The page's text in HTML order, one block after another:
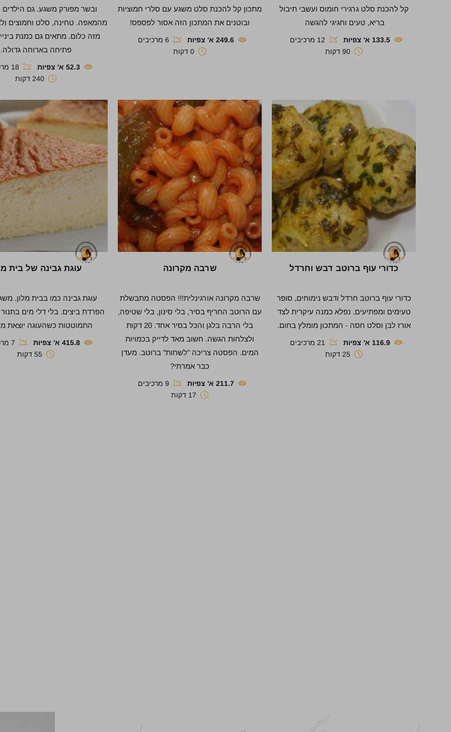
קל להכנת סלט גרגירי חומוס ועשבי תיבול
בריא, טעים וחגיגי להגשה
133.5 א' צפיות
12 מרכיבים
90 דקות
מתכון קל להכנת סלט משגע עם סלרי חמוציות
ובוטנים את המתכון הזה אסור לפספס!
249.6 א' צפיות
6 מרכיבים
0 דקות
ובשר מפורק משגע. גם
מהמאפה. טחינה, סלט וחמוצים
מזה כלום. מתאים גם כמנת
פתיחה בארוחה גדולה.
52.3 א' צפיות
18 מרכיבים
240 דקות
כדורי עוף ברוטב דבש וחרדל
כדורי עוף ברוטב חרדל ודבש נימוחים, סופר
טעימים ומפתיעים. נפלא כמנה עיקרית לצד
אורז לבן וסלט חסה - המתכון מומלץ בחום.
116.9 א' צפיות
21 מרכיבים
25 דקות
שרבה מקרונה
שרבה מקרונה אורגינלית!!! הפסטה מתבשלת
עם הרוטב החריף בסיר, בלי סינון, בלי שטיפה,
בלי הרבה בלגן והכל בסיר אחד. 20 דקות
ולצלחות הגשה. חשוב מאד לדייק בכמויות
המים. הפסטה צריכה "לשחות" ברוטב. מעדן
כבר אמרתי?
211.7 א' צפיות
9 מרכיבים
17 דקות
עוגת גבינה של בית
עוגת גבינה כמו בבית מלון.
הפרדת ביצים. בלי דלי מים
התמוטטות כשהעוגה יוצאת
415.8 א' צפיות
7 מרכיבים
55 דקות